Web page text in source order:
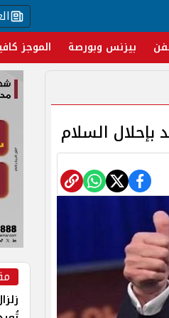
بيزنس وبورصة الموجز
السلام